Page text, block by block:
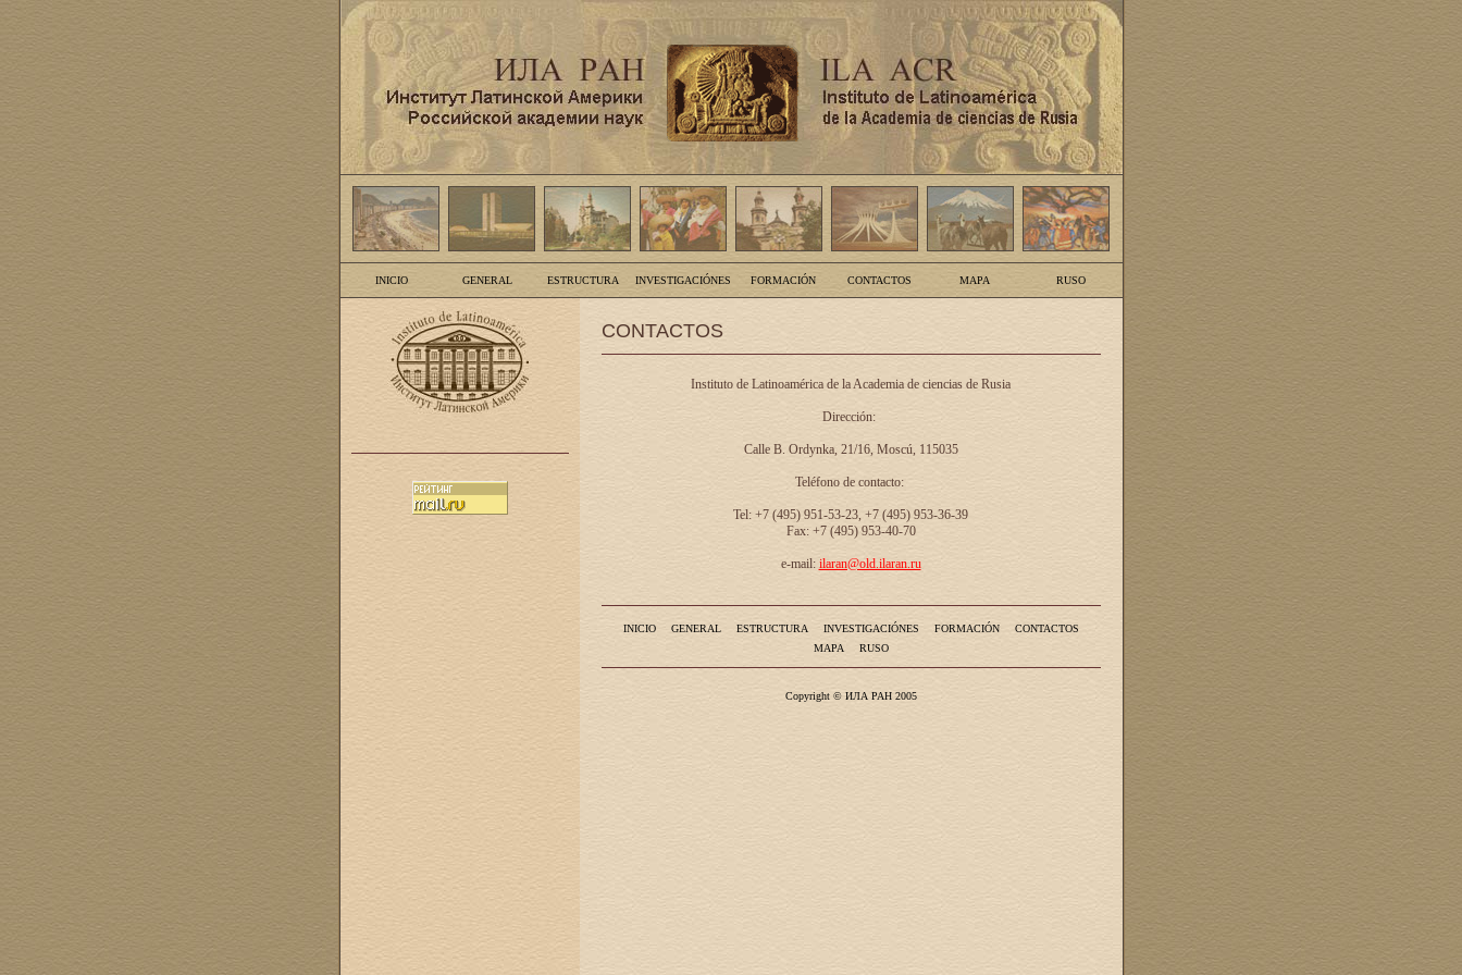
INICIO GENERAL ESTRUCTURA INVESTIGACIÓNES FORMACIÓN CONTACTOS MAPA RUSO
CONTACTOS
Instituto de Latinoamérica de la Academia de ciencias de Rusia
Dirección:
Calle B. Ordynka, 21/16, Moscú, 115035
Teléfono de contacto:
Tel: +7 (495) 951-53-23, +7 (495) 953-36-39
Fax: +7 (495) 953-40-70
e-mail: ilaran@old.ilaran.ru
INICIO GENERAL ESTRUCTURA INVESTIGACIÓNES FORMACIÓN
CONTACTOS
MAPA
RUSO
Copyright © ИЛА РАН 2005